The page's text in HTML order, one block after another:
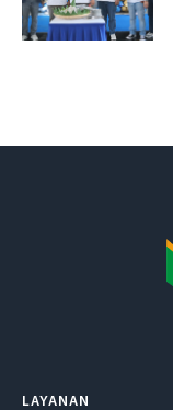
LAYANAN